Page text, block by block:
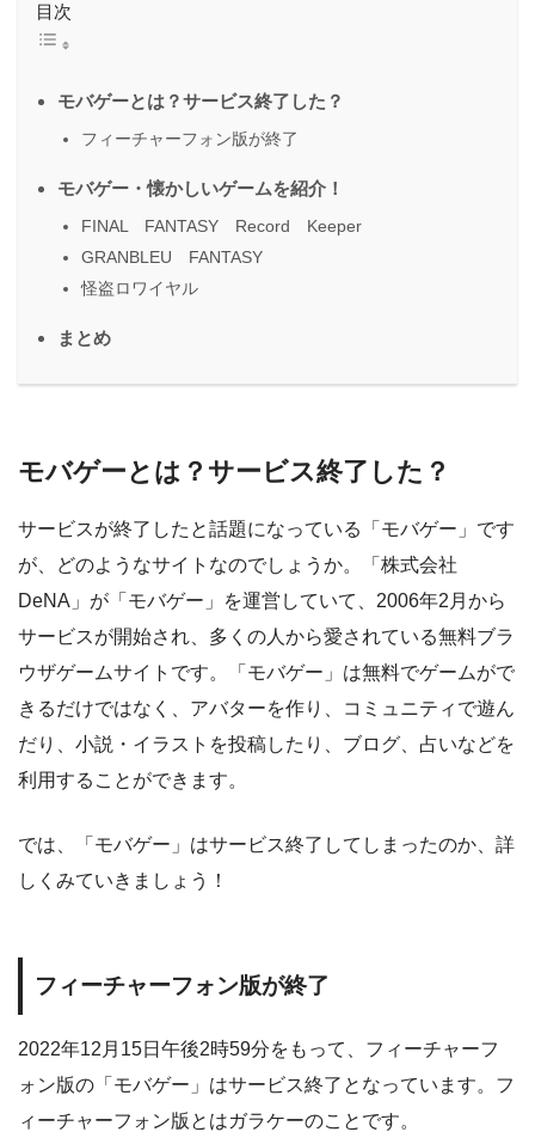
目次
モバゲーとは？サービス終了した？
フィーチャーフォン版が終了
モバゲー・懐かしいゲームを紹介！
FINAL FANTASY Record Keeper
GRANBLEU FANTASY
怪盗ロワイヤル
まとめ
モバゲーとは？サービス終了した？
サービスが終了したと話題になっている「モバゲー」です
が、どのようなサイトなのでしょうか。「株式会社
DeNA」が「モバゲー」を運営していて、2006年2月から
サービスが開始され、多くの人から愛されている無料ブラ
ウザゲームサイトです。「モバゲー」は無料でゲームがで
きるだけではなく、アバターを作り、コミュニティで遊ん
だり、小説・イラストを投稿したり、ブログ、占いなどを
利用することができます。
では、「モバゲー」はサービス終了してしまったのか、詳
しくみていきましょう！
フィーチャーフォン版が終了
2022年12月15日午後2時59分をもって、フィーチャーフ
ォン版の「モバゲー」はサービス終了となっています。フ
ィーチャーフォン版とはガラケーのことです。